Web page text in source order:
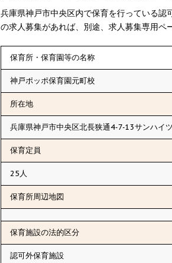
兵庫県神戸市中央区内で保育を行っている
の求人募集があれば、別途、求人募集専用ペ
保育所・保育園等の名称
神戸ポッポ保育園元町校
所在地
兵庫県神戸市中央区北長狭通4-7-13サンハイ
保育定員
25人
保育所周辺地図
保育施設の法的区分
認可外保育施設